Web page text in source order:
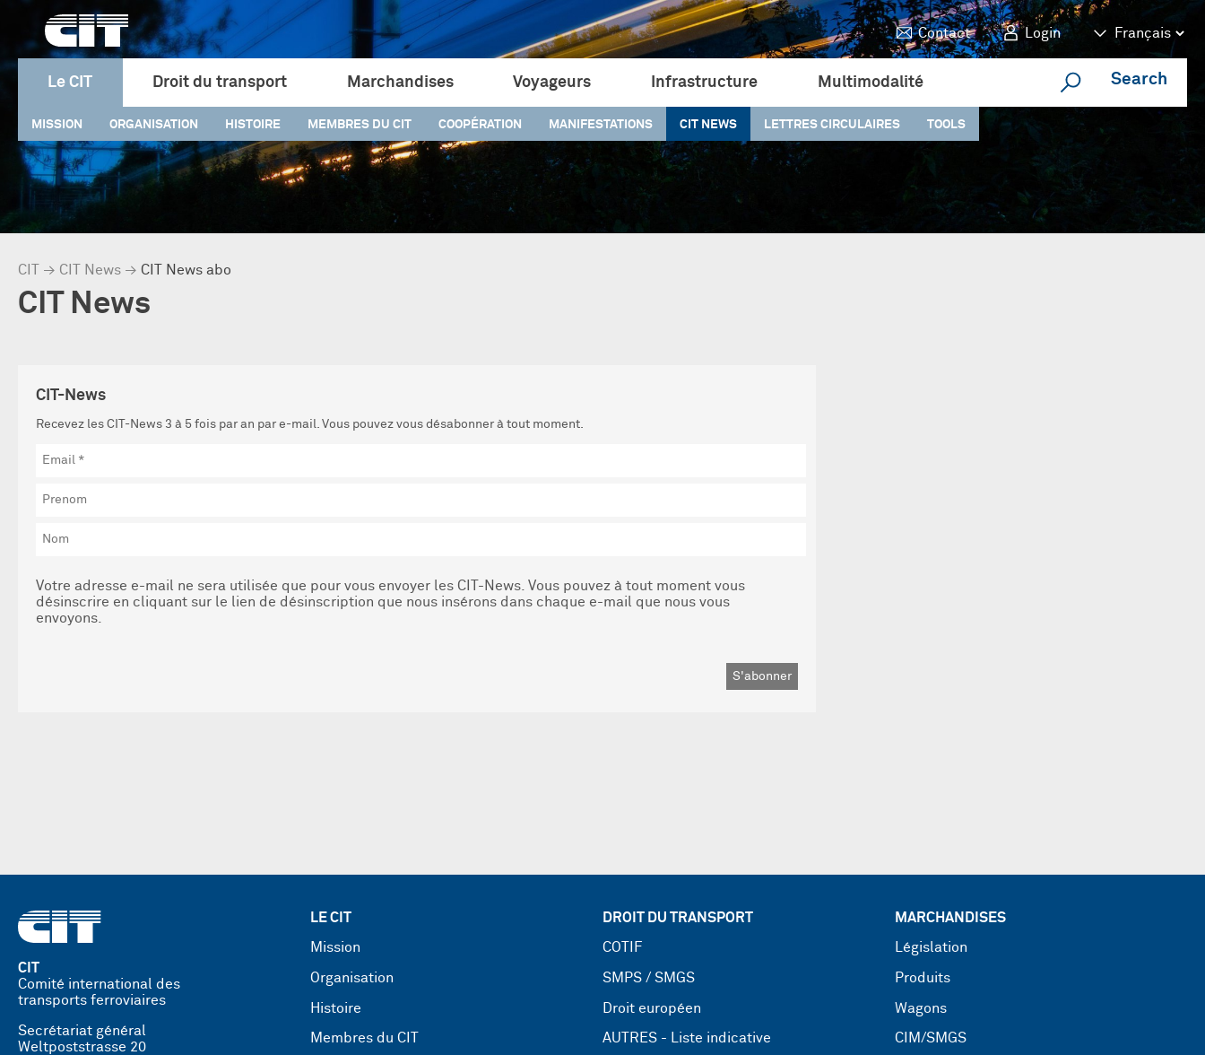
Contact Login
Le CIT
MISSION ORGANISATION HISTOIRE MEMBRES DU CIT COOPÉRATION MANIFESTATIONS CIT NEWS LETTRES CIRCULAIRES TOOLS
Droit du transport Marchandises Voyageurs Infrastructure Multimodalité Search
CIT → CIT News → CIT News abo
CIT News
CIT-News
Recevez les CIT-News 3 à 5 fois par an par e-mail. Vous pouvez vous désabonner à tout moment.
Votre adresse e-mail ne sera utilisée que pour vous envoyer les CIT-News. Vous pouvez à tout moment vous
désinscrire en cliquant sur le lien de désinscription que nous insérons dans chaque e-mail que nous vous
envoyons.
LE CIT
Mission
Organisation
Histoire
Membres du CIT
DROIT DU TRANSPORT
COTIF
SMPS / SMGS
Droit européen
AUTRES - Liste indicative
MARCHANDISES
Législation
Produits
Wagons
CIM/SMGS
CIT
Comité international des
transports ferroviaires
Secrétariat général
Weltpoststrasse 20